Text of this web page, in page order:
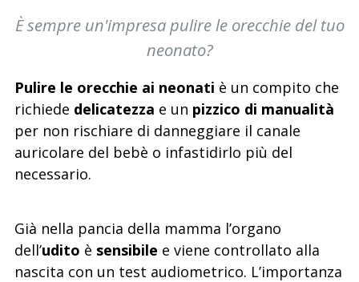
È sempre un'impresa pulire le orecchie del tuo
neonato?
Pulire le orecchie ai neonati è un compito che
richiede delicatezza e un pizzico di manualità
per non rischiare di danneggiare il canale
auricolare del bebè o infastidirlo più del
necessario.
Già nella pancia della mamma l’organo
dell’udito è sensibile e viene controllato alla
nascita con un test audiometrico. L’importanza